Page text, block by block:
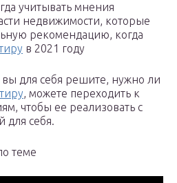
учитывать мнения
недвижимости, которые
рекомендацию, когда
в 2021 году
вы для себя решите, нужно ли
, можете переходить к
чтобы ее реализовать с
для себя.
теме